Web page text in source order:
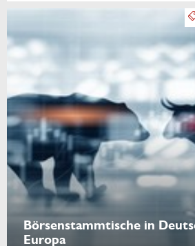
Börsenstammtische in
Europa